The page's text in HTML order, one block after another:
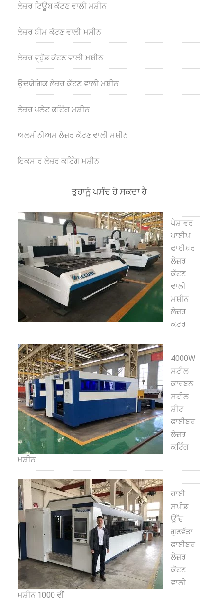
ਲੇਜ਼ਰ ਟਿਊਬ ਕੱਟਣ ਵਾਲੀ ਮਸ਼ੀਨ
ਲੇਜ਼ਰ ਬੀਮ ਕੱਟਣ ਵਾਲੀ ਮਸ਼ੀਨ
ਲੇਜ਼ਰ ਵ੍ਹੁੱਡ ਕੱਟਣ ਵਾਲੀ ਮਸ਼ੀਨ
ਉਦਯੋਗਿਕ ਲੇਜ਼ਰ ਕੱਟਣ ਵਾਲੀ ਮਸ਼ੀਨ
ਲੇਜ਼ਰ ਪਲੇਟ ਕਟਿੰਗ ਮਸ਼ੀਨ
ਅਲਮੀਨੀਅਮ ਲੇਜ਼ਰ ਕੱਟਣ ਵਾਲੀ ਮਸ਼ੀਨ
ਇਕਸਾਰ ਲੇਜ਼ਰ ਕਟਿੰਗ ਮਸ਼ੀਨ
ਤੁਹਾਨੂੰ ਪਸੰਦ ਹੋ ਸਕਦਾ ਹੈ
ਪੇਸ਼ਾਵਰ
ਪਾਈਪ
ਫਾਈਬਰ
ਲੇਜ਼ਰ
ਕੱਟਣ
ਵਾਲੀ
ਮਸ਼ੀਨ
ਲੇਜ਼ਰ
ਕਟਰ
4000W
ਸਟੀਲ
ਕਾਰਬਨ
ਸਟੀਲ
ਸ਼ੀਟ
ਫਾਈਬਰ
ਲੇਜ਼ਰ
ਕਟਿੰਗ
ਮਸ਼ੀਨ
ਹਾਈ
ਸਪੀਡ
ਉੱਚ
ਗੁਣਵੱਤਾ
ਫਾਈਬਰ
ਲੇਜ਼ਰ
ਕੱਟਣ
ਵਾਲੀ
ਮਸ਼ੀਨ 1000 ਵੀਂ